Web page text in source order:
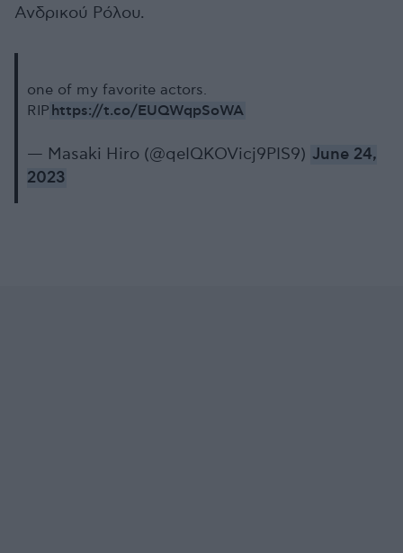
Ανδρικού Ρόλου.
one of my favorite actors.
RIP https://t.co/EUQWqpSoWA
— Masaki Hiro (@qeIQKOVicj9PIS9) June 24,
2023